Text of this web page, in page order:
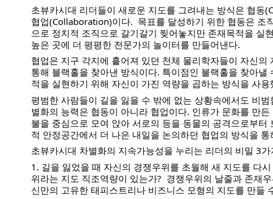
초뷰카시대 리더들이 새로운 지도를 그려내는 방식은 협동
협업(Collaboration)이다.  목표를 달성하기 위한 협동은 조
으로 정치적 조직으로 갈기갈기 찢어놓지만 존재목적을 실
높은 곳에 더 평평한 전문가의 놀이터를 만들어낸다.
협업은 지구 각지에 흩어져 있던 천체 물리학자들이 자신의
통해 블랙홀을 찾아낸 방식이다. 특이점인 불랙홀을 찾아낼
적을 실현하기 위해 자신이 가진 역량을 곱하는 방식을 사
평범한 사람들이 길을 잃을 수 밖에 없는 상황속에서도 비
별화의 능력은 협동이 아니라 협업이다. 인류가 문화를 만
불을 중심으로 모여 앉아 서로의 등을 동물의 공격으로부터
적 안정공간에서 더 나은 내일을 논의하던 협업의 방식을 통
초뷰카시대 차별화의 지속가능성을 누리는 리더의 비밀 3가
1. 길을 잃었을 때 자신의 경쟁우위를 초월해 새 지도를 다
위라는 지도 직조역량이 있는가?  경쟁우위의 날줄과 존재
신만의 고유한 태피스트리나 비즈니스 모형의 지도를 만들